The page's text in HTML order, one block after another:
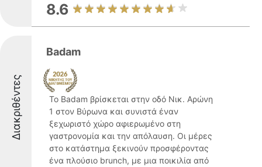
8.6
Διακριθέντες
Badam
Το Badam βρίσκεται στην οδό Νικ. Αρώνη
1 στον Βύρωνα και συνιστά έναν
ξεχωριστό χώρο αφιερωμένο στη
γαστρονομία και την απόλαυση. Οι μέρες
στο κατάστημα ξεκινούν προσφέροντας
ένα πλούσιο brunch, με μια ποικιλία από